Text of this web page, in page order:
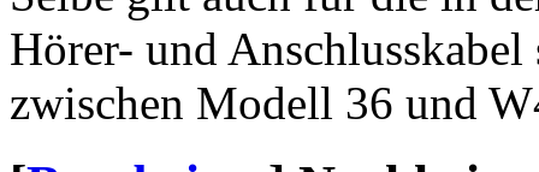
Hörer- und
zwischen Modell 36 und